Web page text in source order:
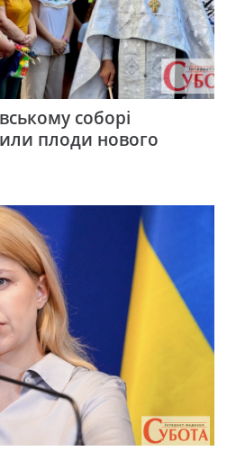
соборі
плоди нового